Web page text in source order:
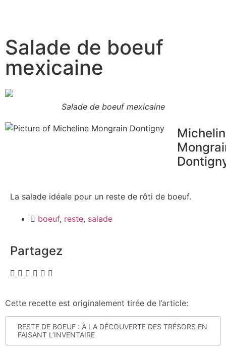
Salade de boeuf
mexicaine
Salade de boeuf mexicaine
La salade idéale pour un reste de rôti de boeuf.
boeuf, reste, salade
Partagez
Cette recette est originalement tirée de l’article:
RESTE DE BOEUF : À LA DÉCOUVERTE DES TRÉSORS EN
FAISANT L’INVENTAIRE